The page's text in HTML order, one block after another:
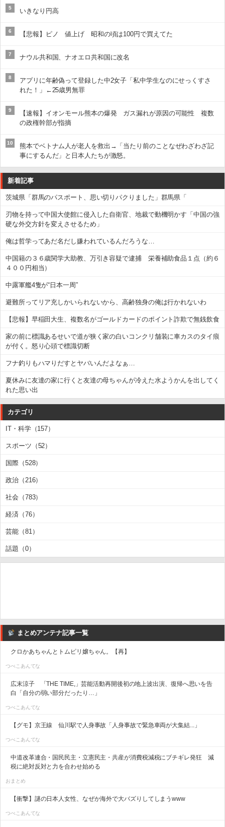
5 いきなり円高
6 【悲報】ピノ 値上げ 昭和の頃は100円で買えてた
7 ナウル共和国、ナオエロ共和国に改名
8
アプリに年齢偽って登録した中2女子「私中学生なのにせっくすさ
れた！」←25歳男無罪
9
【速報】イオンモール熊本の爆発 ガス漏れが原因の可能性 複数
の政権幹部が指摘
10
熊本でベトナム人が老人を救出→「当たり前のことなぜわざわざ記
事にするんだ」と日本人たちが激怒。
新着記事
茨城県「群馬のパスポート、思い切りパクりました」群馬県「
刃物を持って中国大使館に侵入した自衛官、地裁で動機明かす「中国の強
硬な外交方針を変えさせるため」
俺は哲学ってあだ名だし嫌われているんだろうな…
中国籍の３６歳関学大助教、万引き容疑で逮捕 栄養補助食品１点（約６
４００円相当）
中露軍艦4隻が“日本一周”
避難所ってリア充しかいられないから、高齢独身の俺は行かれないわ
【悲報】早稲田大生、複数名がゴールドカードのポイント詐欺で無銭飲食
家の前に標識あるせいで道が狭く家の白いコンクリ舗装に車カスのタイ痕
が付く。怒り心頭で標識切断
フナ釣りもハマりだすとヤバいんだよなぁ…
夏休みに友達の家に行くと友達の母ちゃんが冷えた水ようかんを出してく
れた思い出
カテゴリ
IT・科学（157）
スポーツ（52）
国際（528）
政治（216）
社会（783）
経済（76）
芸能（81）
話題（0）
まとめアンテナ記事一覧
クロかあちゃんとトムピリ嬢ちゃん。【再】
つべこあんてな
広末涼子 「THE TIME,」芸能活動再開後初の地上波出演、復帰へ思いを告
白「自分の弱い部分だったり…」
つべこあんてな
【グモ】京王線 仙川駅で人身事故「人身事故で緊急車両が大集結...」
つべこあんてな
中道改革連合・国民民主・立憲民主・共産が消費税減税にブチギレ発狂 減
税に絶対反対と力を合わせ始める
おまとめ
【衝撃】謎の日本人女性、なぜか海外で大バズりしてしまうwww
つべこあんてな